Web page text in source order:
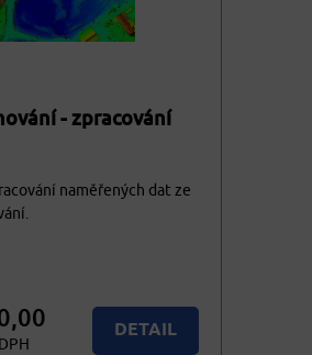
- zpracování
naměřených dat ze
DETAIL